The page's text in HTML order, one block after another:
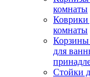
комнаты
Коврики
комнаты
для
Стойки